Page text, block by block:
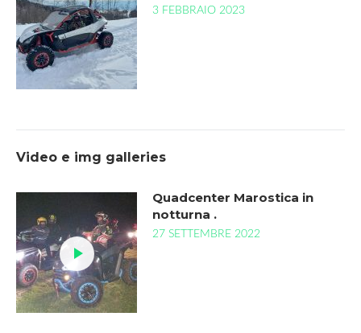
3 FEBBRAIO 2023
Video e img galleries
Quadcenter Marostica in
notturna .
27 SETTEMBRE 2022